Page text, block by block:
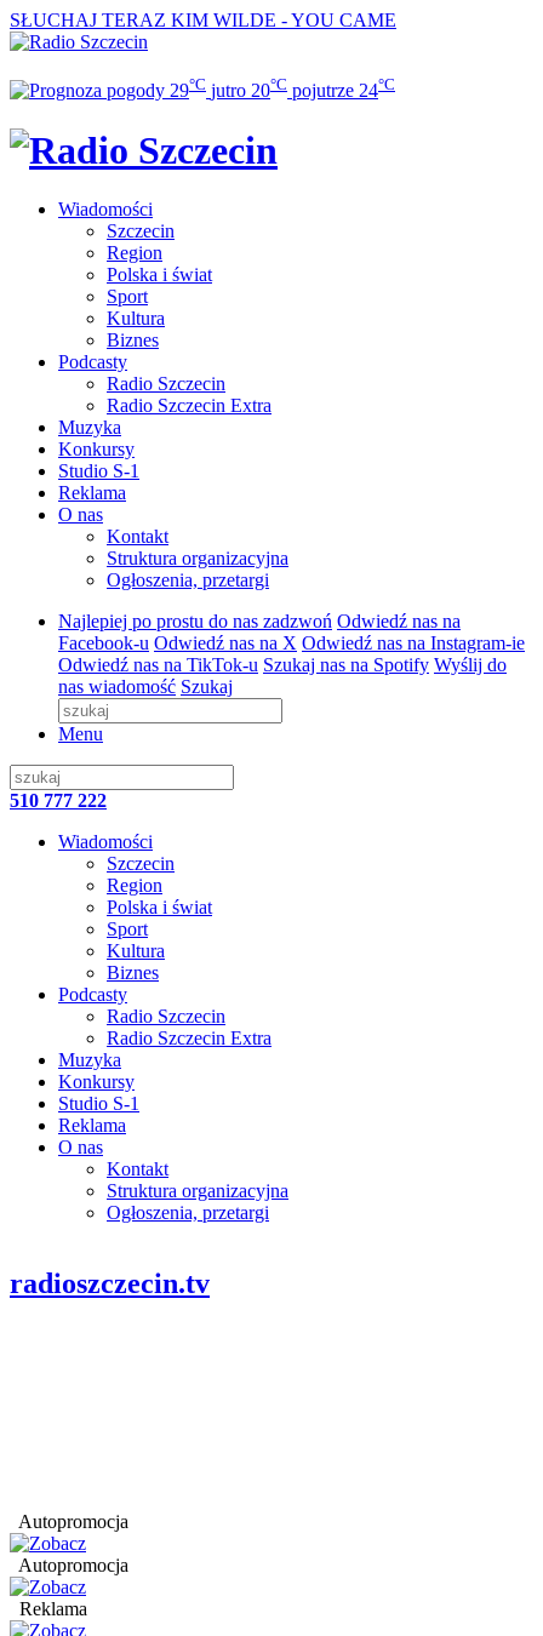
SŁUCHAJ TERAZ KIM WILDE - YOU CAME
29°C jutro 20°C pojutrze 24°C
Wiadomości
Szczecin
Region
Polska i świat
Sport
Kultura
Biznes
Podcasty
Radio Szczecin
Radio Szczecin Extra
Muzyka
Konkursy
Studio S-1
Reklama
O nas
Kontakt
Struktura organizacyjna
Ogłoszenia, przetargi
Najlepiej po prostu do nas zadzwoń Odwiedź nas na
Facebook-u Odwiedź nas na X Odwiedź nas na Instagram-ie
Odwiedź nas na TikTok-u Szukaj nas na Spotify Wyślij do
nas wiadomość Szukaj
Menu
510 777 222
Wiadomości
Szczecin
Region
Polska i świat
Sport
Kultura
Biznes
Podcasty
Radio Szczecin
Radio Szczecin Extra
Muzyka
Konkursy
Studio S-1
Reklama
O nas
Kontakt
Struktura organizacyjna
Ogłoszenia, przetargi
radioszczecin.tv
Autopromocja
Autopromocja
Reklama